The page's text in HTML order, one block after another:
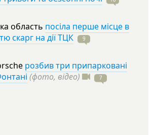
область посіла перше місце в
скарг на дії ТЦК
9
розбив три припарковані
(фото, відео) 7